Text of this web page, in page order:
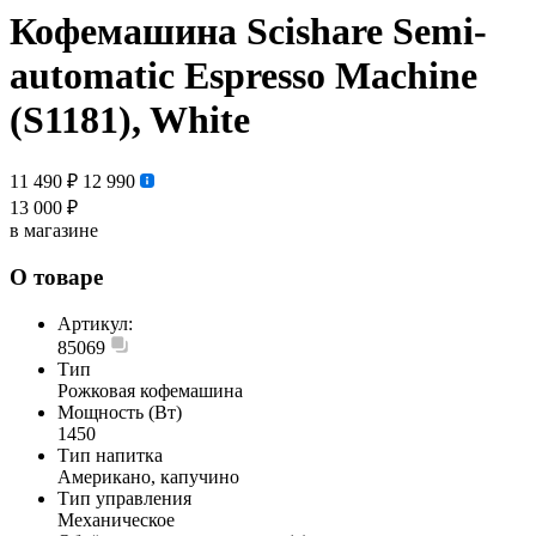
Кофемашина Scishare Semi-
automatic Espresso Machine
(S1181), White
11 490 ₽ 12 990
13 000 ₽
в магазине
О товаре
Артикул:
85069
Тип
Рожковая кофемашина
Мощность (Вт)
1450
Тип напитка
Американо, капучино
Тип управления
Механическое